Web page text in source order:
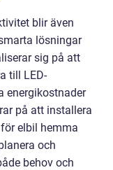
blir även
lösningar
sig på att
till LED-
energikostnader
på att installera
elbil hemma
och
behov och